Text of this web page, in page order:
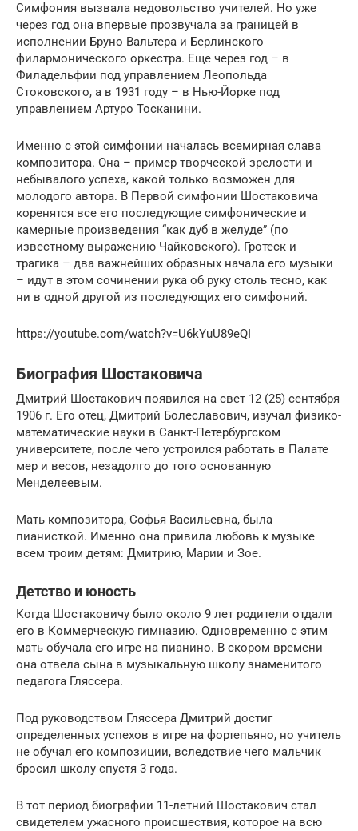
Симфония вызвала недовольство учителей. Но уже
через год она впервые прозвучала за границей в
исполнении Бруно Вальтера и Берлинского
филармонического оркестра. Еще через год – в
Филадельфии под управлением Леопольда
Стоковского, а в 1931 году – в Нью-Йорке под
управлением Артуро Тосканини.
Именно с этой симфонии началась всемирная слава
композитора. Она – пример творческой зрелости и
небывалого успеха, какой только возможен для
молодого автора. В Первой симфонии Шостаковича
коренятся все его последующие симфонические и
камерные произведения “как дуб в желуде” (по
известному выражению Чайковского). Гротеск и
трагика – два важнейших образных начала его музыки
– идут в этом сочинении рука об руку столь тесно, как
ни в одной другой из последующих его симфоний.
https://youtube.com/watch?v=U6kYuU89eQI
Биография Шостаковича
Дмитрий Шостакович появился на свет 12 (25) сентября
1906 г. Его отец, Дмитрий Болеславович, изучал физико-
математические науки в Санкт-Петербургском
университете, после чего устроился работать в Палате
мер и весов, незадолго до того основанную
Менделеевым.
Мать композитора, Софья Васильевна, была
пианисткой. Именно она привила любовь к музыке
всем троим детям: Дмитрию, Марии и Зое.
Детство и юность
Когда Шостаковичу было около 9 лет родители отдали
его в Коммерческую гимназию. Одновременно с этим
мать обучала его игре на пианино. В скором времени
она отвела сына в музыкальную школу знаменитого
педагога Гляссера.
Под руководством Гляссера Дмитрий достиг
определенных успехов в игре на фортепьяно, но учитель
не обучал его композиции, вследствие чего мальчик
бросил школу спустя 3 года.
В тот период биографии 11-летний Шостакович стал
свидетелем ужасного происшествия, которое на всю